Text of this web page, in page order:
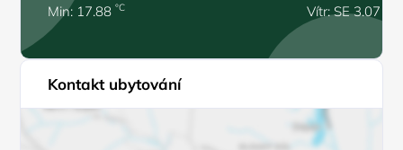
Min: 17.88°C
Vítr: SE 3.07 m/
Kontakt ubytování